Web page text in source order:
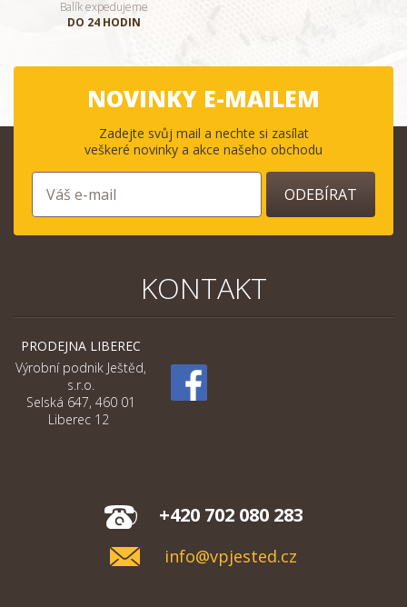
Balík expedujeme
DO 24 HODIN
NOVINKY E-MAILEM
Zadejte svůj mail a nechte si zasílat
veškeré novinky a akce našeho obchodu
ODEBÍRAT
KONTAKT
PRODEJNA LIBEREC
Výrobní podnik Ještěd,
s.r.o.
Selská 647, 460 01
Liberec 12
+420 702 080 283
info@vpjested.cz